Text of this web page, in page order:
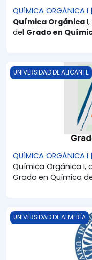
QUÍMICA ORGÁNICA I
Química Orgánica I
del Grado en
QUÍMICA ORGÁNICA I |
UNIVERSIDAD DE ALICANTE
QUÍMICA ORGÁNICA I
Química Orgánica I,
Grado en Química
QUÍMICA ORGÁNICA IV
UNIVERSIDAD DE ALMERÍA